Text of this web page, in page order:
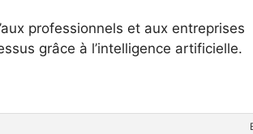
professionnels et aux entreprises
grâce à l’intelligence artificielle.